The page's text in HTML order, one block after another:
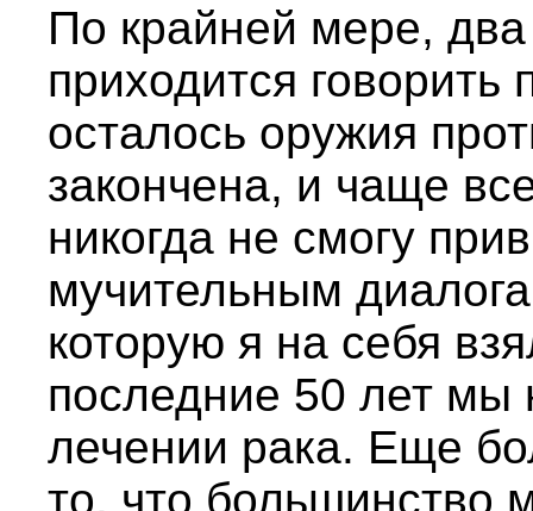
По крайней мере,
приходится
осталось оружия
закончена, и чаще
никогда не смогу
мучительным
которую я на себя
последние 50 лет мы
лечении рака. Еще
то, что большинство